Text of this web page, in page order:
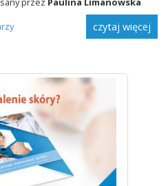
czytaj więcej